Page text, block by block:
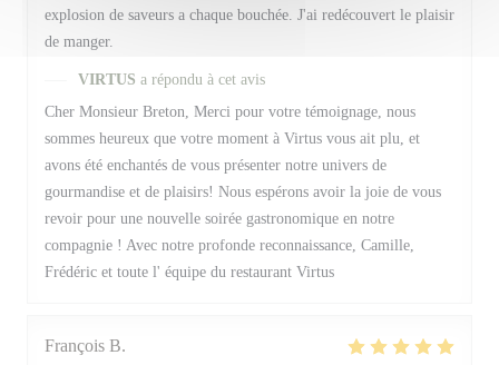
explosion de saveurs a chaque bouchée. J'ai redécouvert le plaisir
de manger.
VIRTUS a répondu à cet avis
Cher Monsieur Breton, Merci pour votre témoignage, nous
sommes heureux que votre moment à Virtus vous ait plu, et
avons été enchantés de vous présenter notre univers de
gourmandise et de plaisirs! Nous espérons avoir la joie de vous
revoir pour une nouvelle soirée gastronomique en notre
compagnie ! Avec notre profonde reconnaissance, Camille,
Frédéric et toute l' équipe du restaurant Virtus
François B